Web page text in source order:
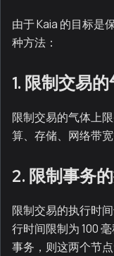
由于 Kaia 的目标是
种方法：
1. 限制交易
限制交易的气体上
算、存储、网络带
2. 限制事务
限制交易的执行时
行时间限制为 100
事务，则这两个节